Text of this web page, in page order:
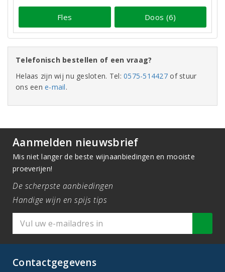
Fles Doos (6)
Telefonisch bestellen of een vraag?
Helaas zijn wij nu gesloten. Tel:0575-514427 of stuur
ons eene-mail.
Aanmelden nieuwsbrief
Mis niet langer de beste wijnaanbiedingen en mooiste
proeverijen!
De scherpste aanbiedingen
Handige wijn en spijs tips
Contactgegevens